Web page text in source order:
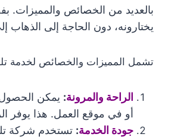
بالعديد من الخصائص والمميزات.
يختارونه، دون الحاجة إلى
تشمل المميزات والخصائص لخدمة
الراحة والمرونة: يمكن
أو في موقع العمل. هذا يوفر
جودة الخدمة: تستخدم شركة